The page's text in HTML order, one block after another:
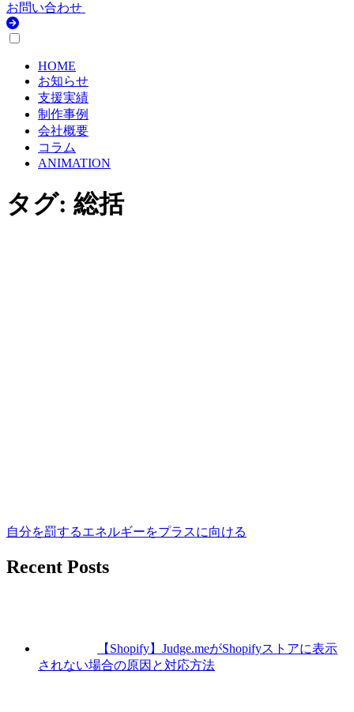
お問い合わせ
HOME
お知らせ
支援実績
制作事例
会社概要
コラム
ANIMATION
タグ: 総括
自分を罰するエネルギーをプラスに向ける
Recent Posts
【Shopify】Judge.meがShopifyストアに表示
されない場合の原因と対応方法